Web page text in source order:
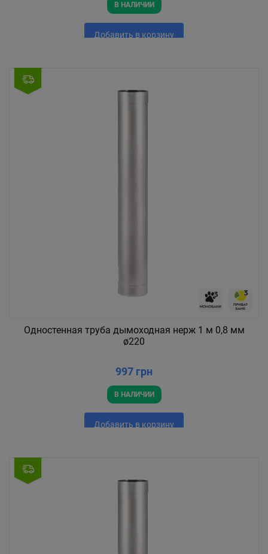
В НАЛИЧИИ
Добавить в корзину
Одностенная труба дымоходная нерж 1 м 0,8 мм
ø220
997 грн
В НАЛИЧИИ
Добавить в корзину